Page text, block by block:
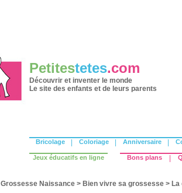
Petitestetes.com
Découvrir et inventer le monde
Le site des enfants et de leurs parents
Bricolage Coloriage Anniversaire
Jeux éducatifs en ligne Bons plans
Grossesse Naissance > Bien vivre sa grossesse >